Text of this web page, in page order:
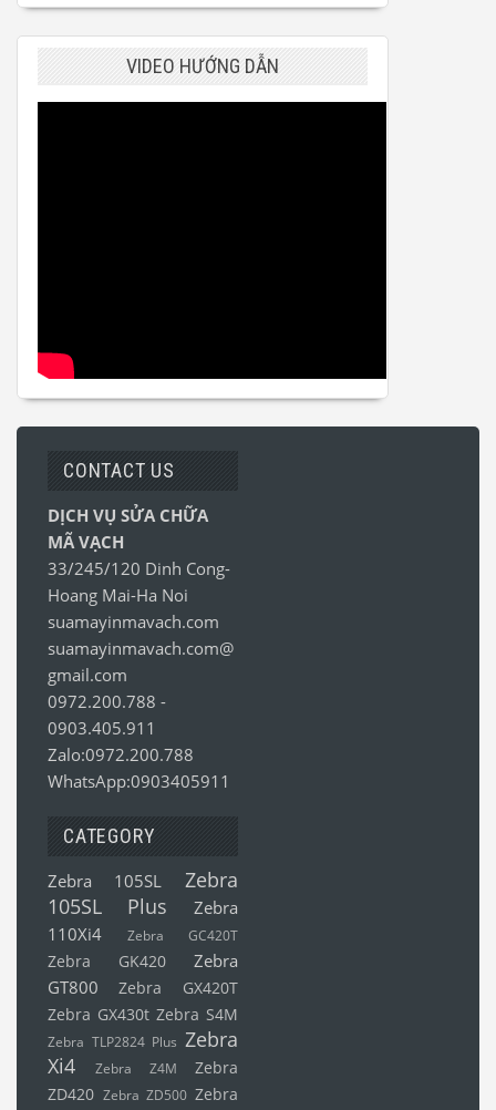
VIDEO HƯỚNG DẪN
CONTACT US
DỊCH VỤ SỬA CHỮA
MÃ VẠCH
33/245/120 Dinh Cong-
Hoang Mai-Ha Noi
suamayinmavach.com
suamayinmavach.com@
gmail.com
0972.200.788 -
0903.405.911
Zalo:0972.200.788
WhatsApp:0903405911
CATEGORY
Zebra 105SL
Zebra
105SL Plus
Zebra
110Xi4
Zebra GC420T
Zebra GK420
Zebra
GT800
Zebra GX420T
Zebra GX430t Zebra S4M
Zebra TLP2824 Plus Zebra
Xi4
Zebra Z4M
Zebra
ZD420 Zebra ZD500 Zebra